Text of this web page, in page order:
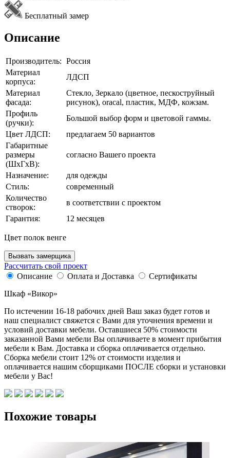
Бесплатный замер
Описание
Производитель: Россия
Материал
корпуса:
ЛДСП
Материал
фасада:
Стекло, Зеркало (цветное, пескоструйный
рисунок), oracal, пластик, МДФ, кожзам.
Профиль
(ручки):
Большой выбор форм и цветовой гаммы.
Цвет ЛДСП:
предлагаем 50 вариантов
Габаритные
размеры
(ШхГхВ):
согласно Вашего проекта
Назначение:
для одежды
Стиль:
современный
Количество
створок:
в соответствии с проектом
Гарантия:
12 месяцев
Цвет полок венге
Вызвать замерщика
Рассчитать свой проект
Описание
Оплата и Доставка
Сертификаты
Шкаф «Викор»
По истечении 16-18 рабочих дней Ваш заказ будет готов и
наш специалист свяжется с Вами для уточнения времени и
условий доставки мебели. Оставшиеся 50% стоимости
заказанной Вами мебели Вы оплачиваете в момент прибытия
мебели к Вам. Доставка и сборка оплачивается отдельно.
Сборка мебели стоит 12% от стоимости изделия и
оплачивается нашим сборщиками ПОСЛЕ сборки и установки
мебели у Вас!
Похожие товары